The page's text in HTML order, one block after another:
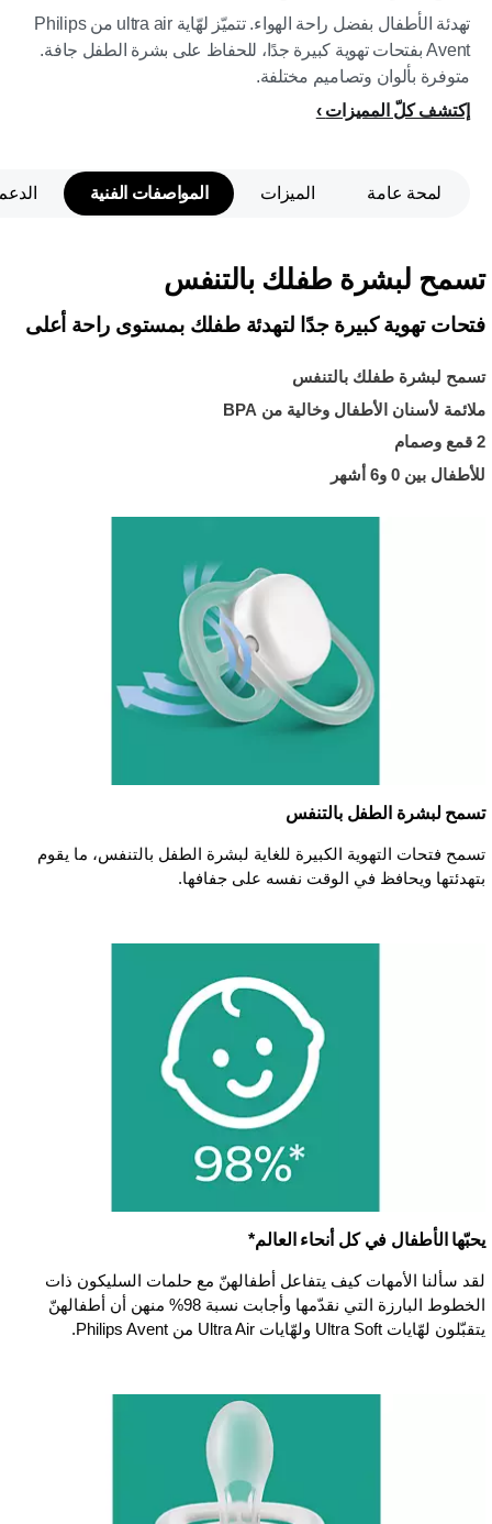
تهدئة الأطفال بفضل راحة الهواء. تتميّز لهّاية ultra air من Philips
Avent بفتحات تهوية كبيرة جدًا، للحفاظ على بشرة الطفل جافة.
متوفرة بألوان وتصاميم مختلفة.
إكتشف كلّ المميزات
لمحة عامة الميزات المواصفات الفنية
تسمح لبشرة طفلك بالتنفس
فتحات تهوية كبيرة جدًا لتهدئة طفلك بمستوى راحة أعلى
تسمح لبشرة طفلك بالتنفس
ملائمة لأسنان الأطفال وخالية من BPA
2 قمع وصمام
للأطفال بين 0 و6 أشهر
تسمح لبشرة الطفل بالتنفس
تسمح فتحات التهوية الكبيرة للغاية لبشرة الطفل بالتنفس، ما يقوم
بتهدئتها ويحافظ في الوقت نفسه على جفافها.
يحبّها الأطفال في كل أنحاء العالم*
لقد سألنا الأمهات كيف يتفاعل أطفالهنّ مع حلمات السليكون ذات
الخطوط البارزة التي نقدّمها وأجابت نسبة 98% منهن أن أطفالهنّ
يتقبّلون لهّايات Ultra Soft ولهّايات Ultra Air من Philips Avent.